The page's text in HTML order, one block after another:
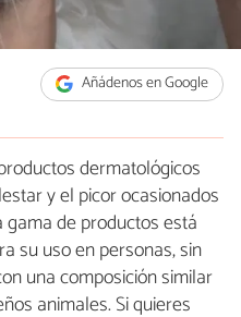
Añádenos en Google
dermatológicos
y el picor ocasionados
gama de productos está
su uso en personas, sin
una composición similar
animales. Si quieres